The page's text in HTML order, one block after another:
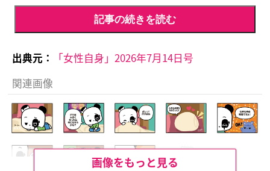
記事の続きを読む
出典元：
「女性自身」2026年7月14日号
関連画像
画像をもっと見る